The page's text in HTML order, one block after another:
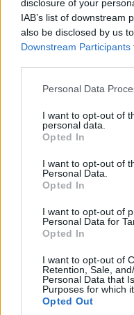
disclosure of your
IAB’s list of downstream
also be disclosed by us
Downstream Participants
Please note that this
not limited to your visit
grant or deny consent to
use your data for below
consent section.
Personal Data
I want to opt-out of
personal data.
Opted In
I want to opt-out of
Personal Data.
Opted In
I want to opt-out of
Personal Data for
Opted In
I want to opt-out of
Retention, Sale,
Personal Data that
Purposes for which
Opted Out
Az anyagi kár
felvételek alapján
indítóállás
Természetesen az
sem bírta ki, hogy ne
megszokhattunk
annyit reagált a hírre:
érthető az empátia,
fűben, mielőtt sikerült
következő repülése
internetműholdakat
pályára. Ez az